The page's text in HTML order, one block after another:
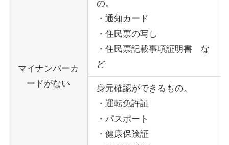
マイナンバーカ
ードがない
の。
・通知カード
・住民票の写し
・住民票記載事項証明書 な
ど
身元確認ができるもの。
・運転免許証
・パスポート
・健康保険証